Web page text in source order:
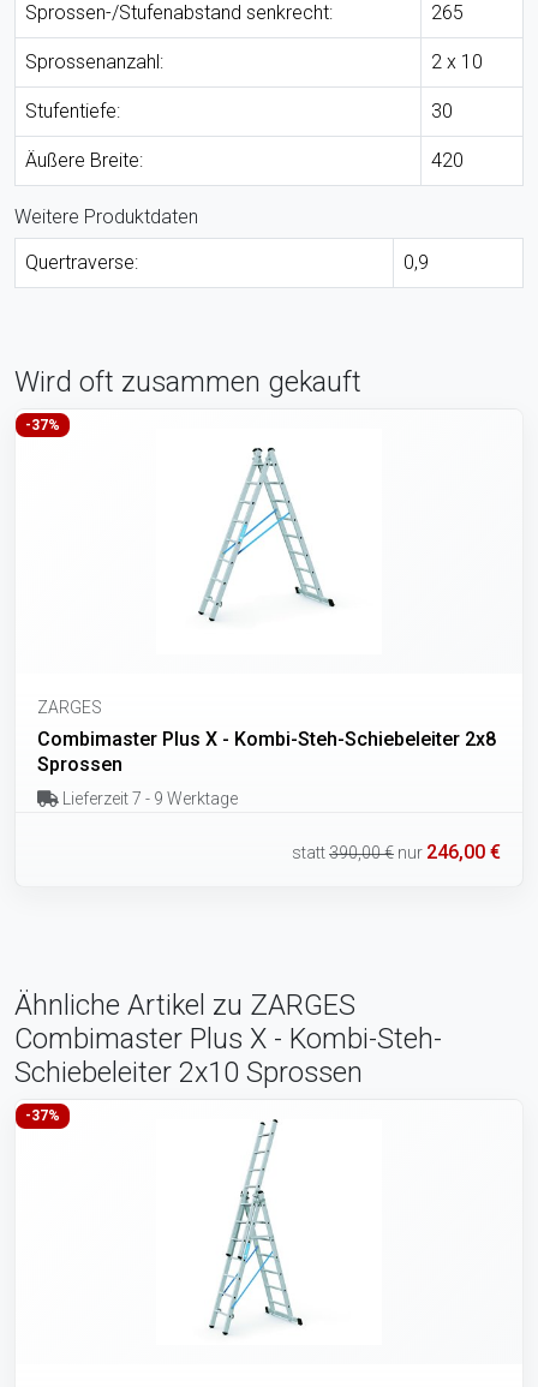
Sprossen-/Stufenabstand senkrecht: 265
Sprossenanzahl: 2 x 10
Stufentiefe: 30
Äußere Breite: 420
Weitere Produktdaten
Quertraverse:
0,9
Wird oft zusammen gekauft
-37%
ZARGES
Combimaster Plus X - Kombi-Steh-Schiebeleiter 2x8
Sprossen
Lieferzeit 7 - 9 Werktage
statt390,00 € nur 246,00 €
Ähnliche Artikel zu ZARGES
Combimaster Plus X - Kombi-Steh-
Schiebeleiter 2x10 Sprossen
-37%